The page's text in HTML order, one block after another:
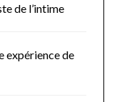
de l’intime
expérience de